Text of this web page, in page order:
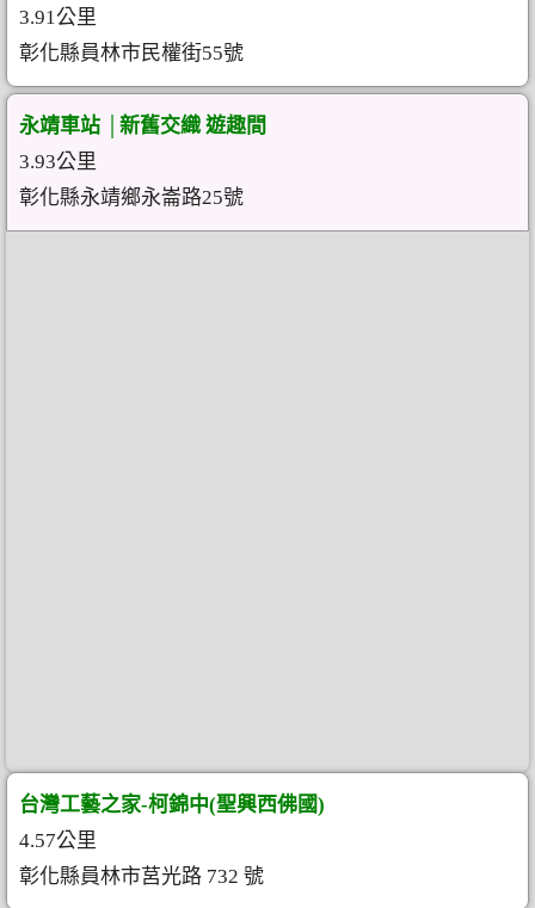
3.91公里
彰化縣員林市民權街55號
永靖車站 │新舊交織 遊趣間
3.93公里
彰化縣永靖鄉永崙路25號
台灣工藝之家-柯錦中(聖興西佛國)
4.57公里
彰化縣員林市莒光路 732 號